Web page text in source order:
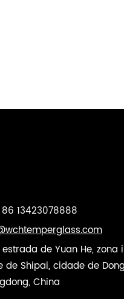
13423078888
de Yuan He, zona
de Shipai, cidade de
China